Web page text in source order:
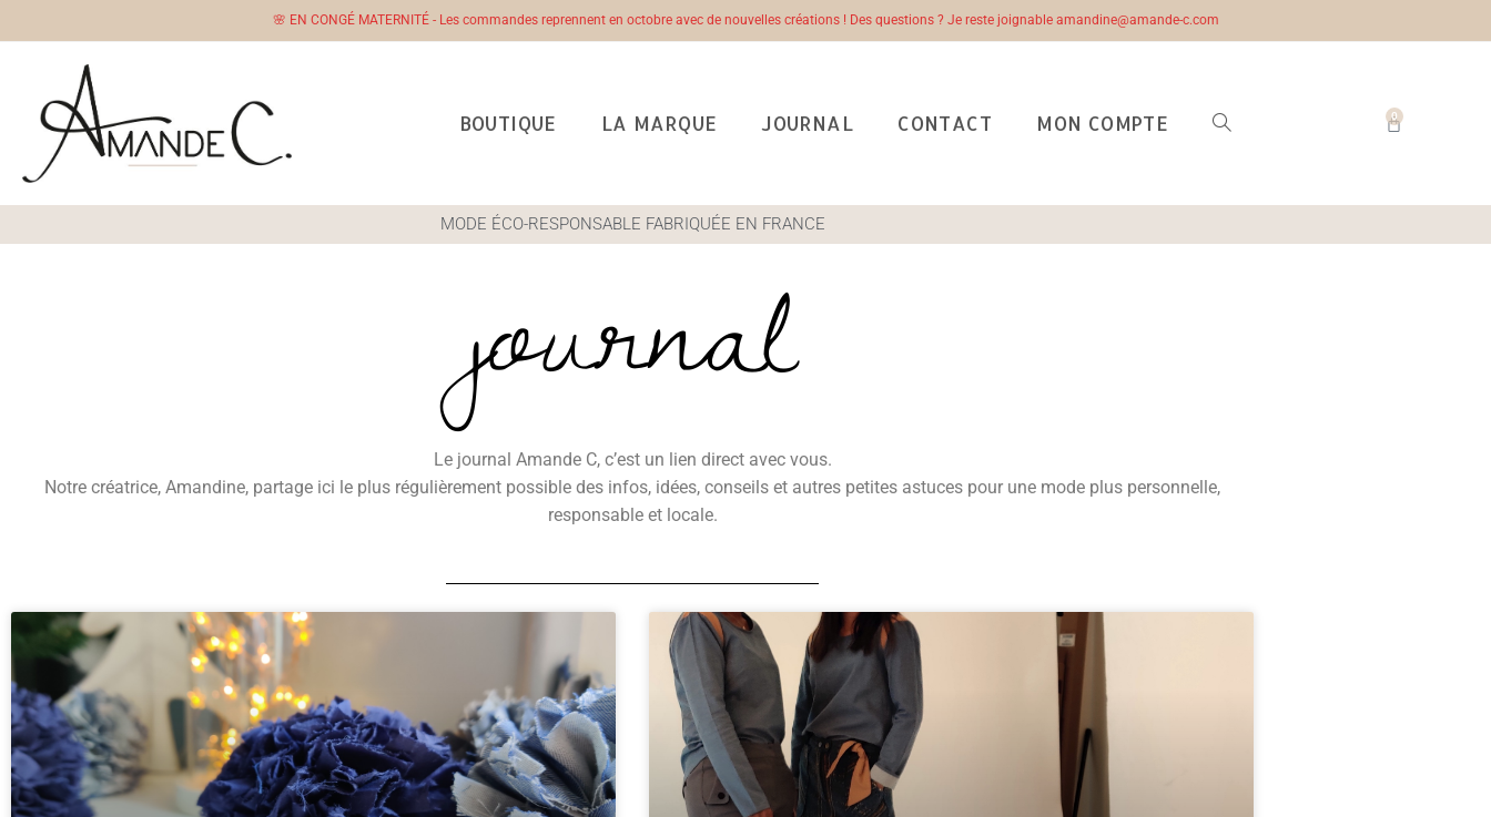
🌸 EN CONGÉ MATERNITÉ - Les commandes reprennent en octobre avec de nouvelles créations ! Des questions ? Je reste joignable amandine@amande-c.com
BOUTIQUE LA MARQUE JOURNAL CONTACT MON COMPTE 0
MODE ÉCO-RESPONSABLE FABRIQUÉE EN FRANCE
journal
Le journal Amande C, c’est un lien direct avec vous.
Notre créatrice, Amandine, partage ici le plus régulièrement possible des infos, idées, conseils et autres petites astuces pour une mode plus personnelle,
responsable et locale.